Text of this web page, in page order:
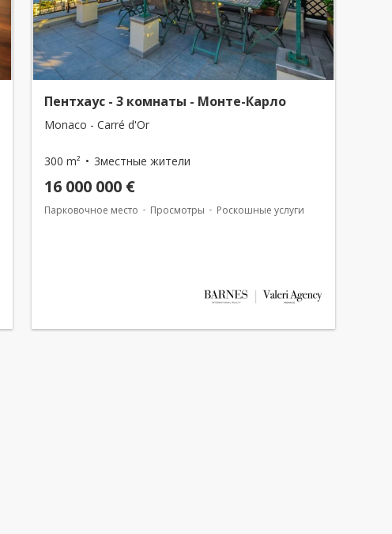
Пентхаус - 3 комнаты - Монте-Карло
Monaco - Carré d'Or
300 m² 3местные жители
16 000 000 €
Парковочное место Просмотры Роскошные услуги